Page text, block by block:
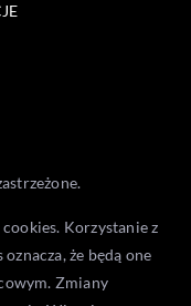
Korzystanie z
że będą one
Zmiany